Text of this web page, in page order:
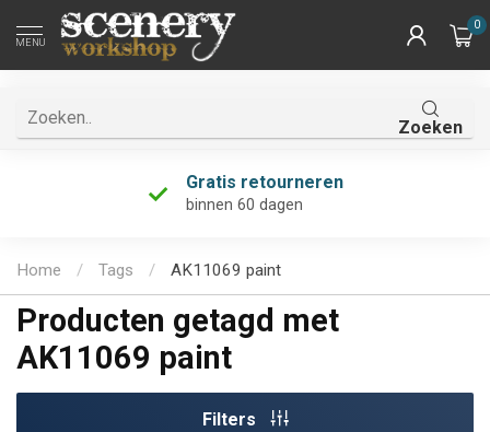
MENU
0
Zoeken
Gratis retourneren
binnen 60 dagen
Home / Tags / AK11069 paint
Producten getagd met
AK11069 paint
Filters